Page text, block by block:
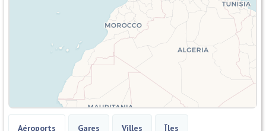
Aéroports Gares Villes Îles